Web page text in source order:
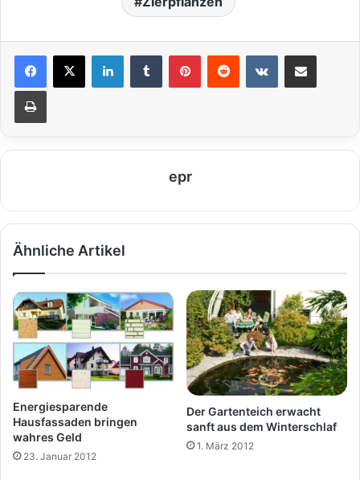
epr
Ähnliche Artikel
Energiesparende
Hausfassaden bringen
wahres Geld
23. Januar 2012
Der Gartenteich erwacht
sanft aus dem Winterschlaf
1. März 2012